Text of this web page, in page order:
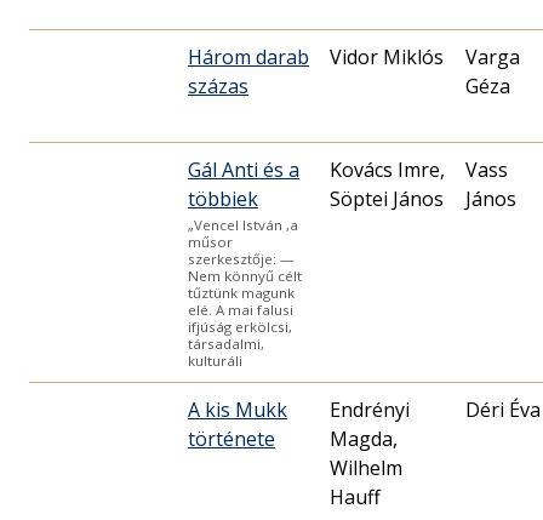
Három darab
százas
Vidor Miklós
Varga
Géza
Gál Anti és a
többiek
„Vencel István ,a
műsor
szerkesztője: —
Nem könnyű célt
tűztünk magunk
elé. A mai falusi
ifjúság erkölcsi,
társadalmi,
kulturáli
Kovács Imre,
Söptei János
Vass
János
A kis Mukk
története
Endrényi
Magda,
Wilhelm
Hauff
Déri Éva